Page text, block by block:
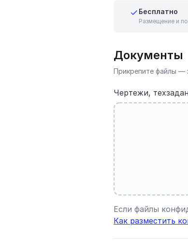
Бесплатно
Размещение и
Документы
Прикрепите файлы —
Чертежи,
Если файлы
Как разместить